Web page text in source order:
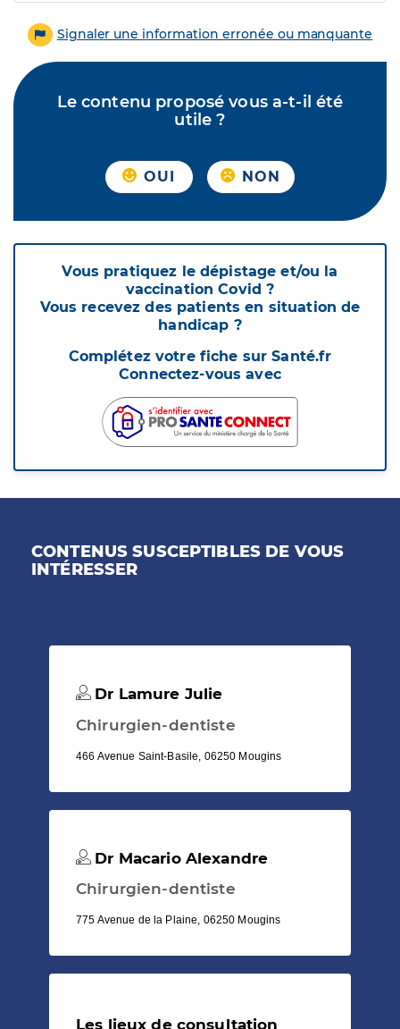
Signaler une information erronée ou manquante
Le contenu proposé vous a-t-il été
utile ?
OUI NON
Vous pratiquez le dépistage et/ou la
vaccination Covid ?
Vous recevez des patients en situation de
handicap ?
Complétez votre fiche sur Santé.fr
Connectez-vous avec
CONTENUS SUSCEPTIBLES DE VOUS
INTÉRESSER
Dr Lamure Julie
Chirurgien-dentiste
466 Avenue Saint-Basile, 06250 Mougins
Dr Macario Alexandre
Chirurgien-dentiste
775 Avenue de la Plaine, 06250 Mougins
Les lieux de consultation